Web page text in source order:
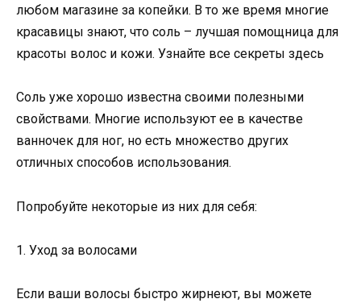
любом магазине за копейки. В то же время многие
красавицы знают, что соль – лучшая помощница для
красоты волос и кожи. Узнайте все секреты здесь
Соль уже хорошо известна своими полезными
свойствами. Многие используют ее в качестве
ванночек для ног, но есть множество других
отличных способов использования.
Попробуйте некоторые из них для себя:
1. Уход за волосами
Если ваши волосы быстро жирнеют, вы можете